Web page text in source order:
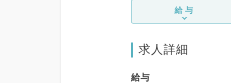
給与
求人詳細
給与